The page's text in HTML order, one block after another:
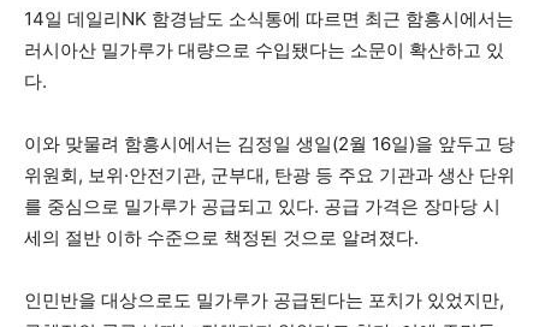
14일 데일리NK 함경남도 소식통에 따르면 최근 함흥시에서는
러시아산 밀가루가 대량으로 수입됐다는 소문이 확산하고 있
다.
이와 맞물려 함흥시에서는 김정일 생일(2월 16일)을 앞두고 당
위원회, 보위·안전기관, 군부대, 탄광 등 주요 기관과 생산 단위
를 중심으로 밀가루가 공급되고 있다. 공급 가격은 장마당 시
세의 절반 이하 수준으로 책정된 것으로 알려졌다.
인민반을 대상으로도 밀가루가 공급된다는 포치가 있었지만,